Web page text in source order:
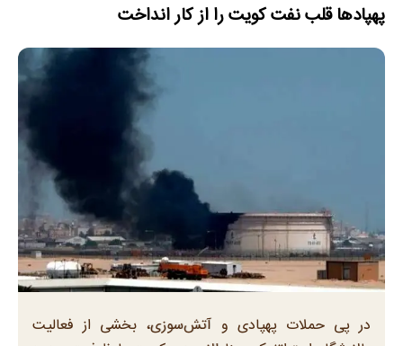
پهپادها قلب نفت کویت را از کار انداخت
در پی حملات پهپادی و آتش‌سوزی، بخشی از فعالیت